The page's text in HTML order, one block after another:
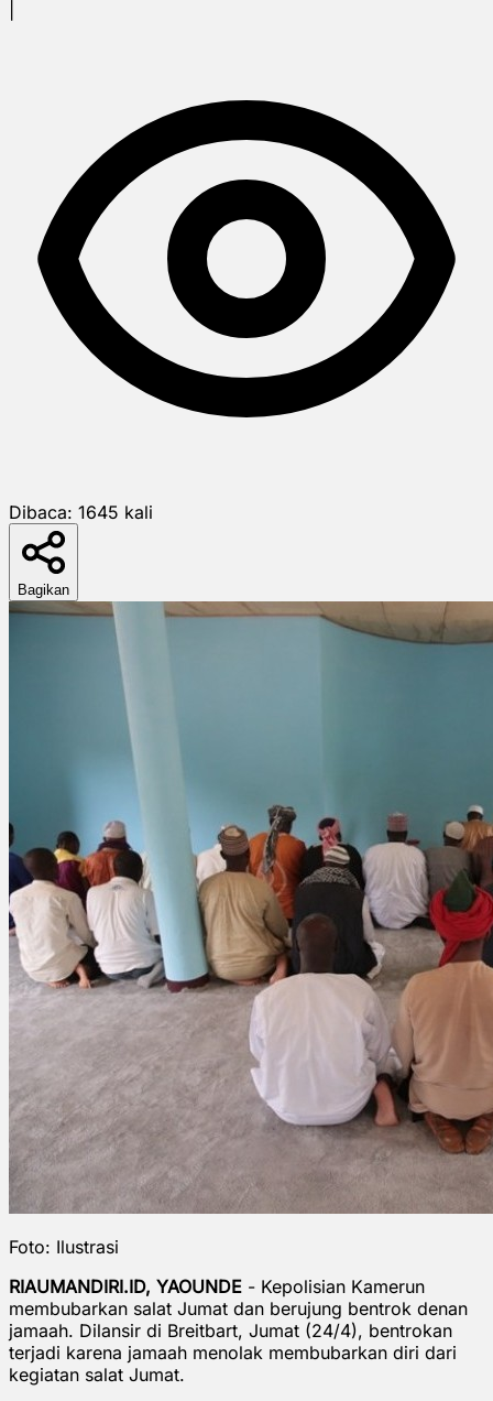
Dibaca: 1645 kali
Bagikan
Foto: Ilustrasi
RIAUMANDIRI.ID, YAOUNDE - Kepolisian Kamerun
membubarkan salat Jumat dan berujung bentrok denan
jamaah. Dilansir di Breitbart, Jumat (24/4), bentrokan
terjadi karena jamaah menolak membubarkan diri dari
kegiatan salat Jumat.